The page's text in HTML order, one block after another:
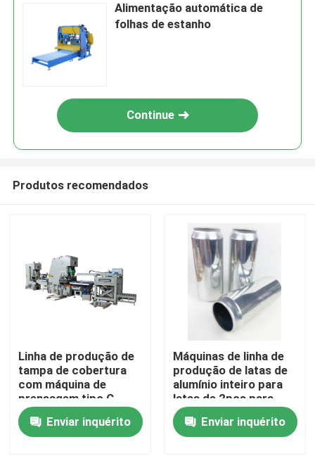
Casa
Alimentação automática de
folhas de estanho
Continue
Produtos recomendados
Linha de produção de
tampa de cobertura
com máquina de
prensagem tipo C
Enviar inquérito
Máquinas de linha de
produção de latas de
alumínio inteiro para
latas de 2pcs para
latas de bebidas latas
de cerveja latas de
cola
Enviar inquérito